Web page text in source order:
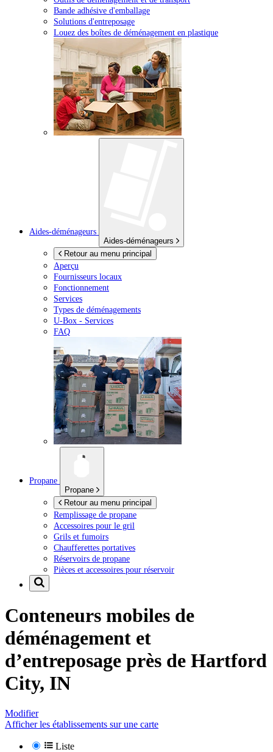
Bande adhésive d'emballage
Solutions d'entreposage
Louez des boîtes de déménagement en plastique
Aides-déménageurs
Aides-déménageurs
Retour au menu principal
Aperçu
Fournisseurs locaux
Fonctionnement
Services
Types de déménagements
U-Box - Services
FAQ
Propane
Propane
Retour au menu principal
Remplissage de propane
Accessoires pour le gril
Grils et fumoirs
Chaufferettes portatives
Réservoirs de propane
Pièces et accessoires pour réservoir
Conteneurs mobiles de
déménagement et
d’entreposage près de Hartford
City, IN
Modifier
Afficher les établissements sur une carte
Liste